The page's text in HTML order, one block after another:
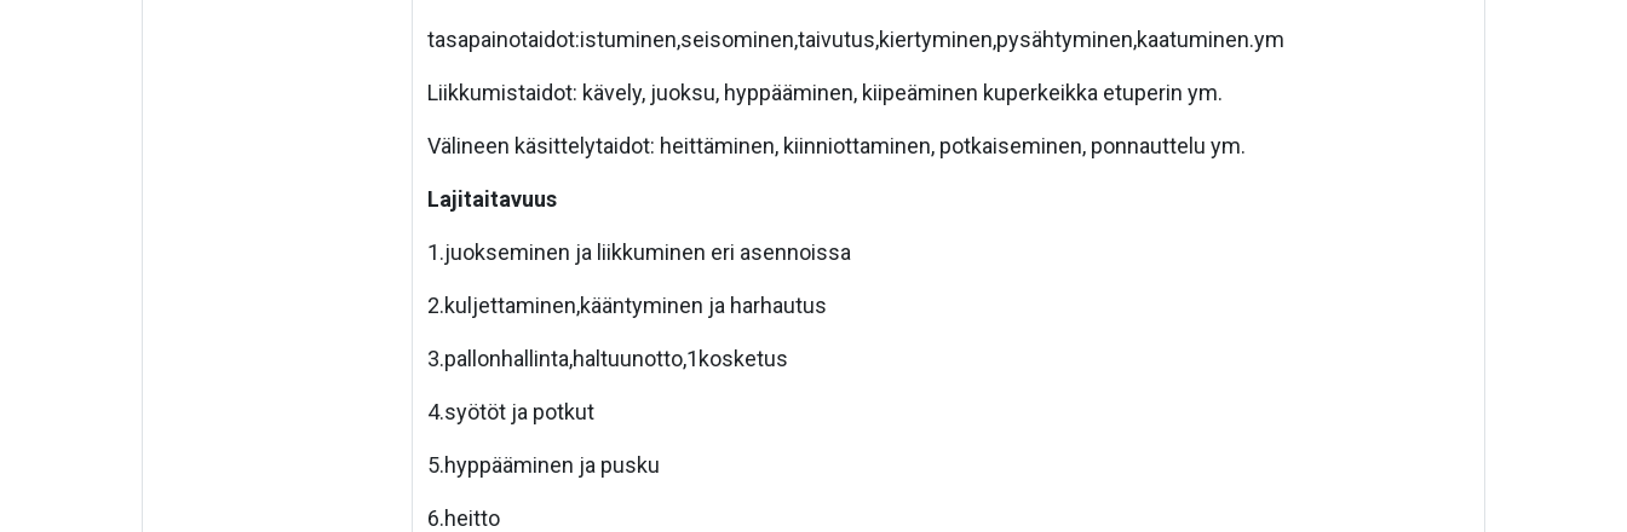
tasapainotaidot:istuminen,seisominen,taivutus,kiertyminen,pysähtyminen,kaatuminen.ym
Liikkumistaidot: kävely, juoksu, hyppääminen, kiipeäminen kuperkeikka etuperin ym.
Välineen käsittelytaidot: heittäminen, kiinniottaminen, potkaiseminen, ponnauttelu ym.
Lajitaitavuus
1.juokseminen ja liikkuminen eri asennoissa
2.kuljettaminen,kääntyminen ja harhautus
3.pallonhallinta,haltuunotto,1kosketus
4.syötöt ja potkut
5.hyppääminen ja pusku
6.heitto